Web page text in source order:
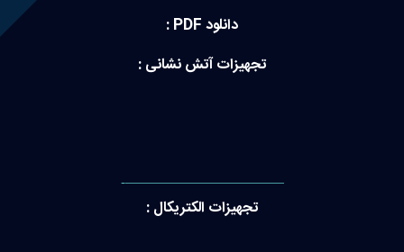
دانلود PDF :
تجهیزات آتش نشانی :
———————————-
تجهیزات الکتریکال :